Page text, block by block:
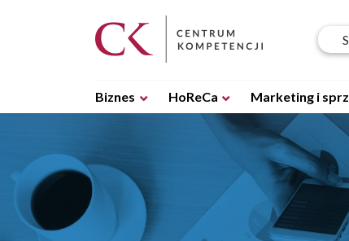
Biznes HoReCa Marketing i